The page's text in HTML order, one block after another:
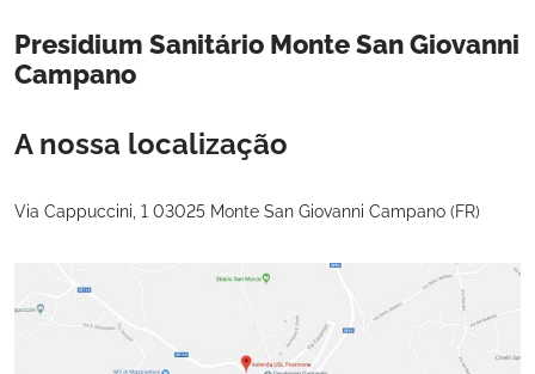
Presidium Sanitário Monte San Giovanni
Campano
A nossa localização
Via Cappuccini, 1 03025 Monte San Giovanni Campano (FR)